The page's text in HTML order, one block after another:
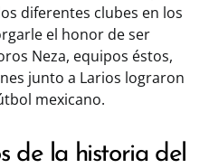
diferentes clubes en los
el honor de ser
Neza, equipos éstos,
junto a Larios lograron
mexicano.
de la historia del